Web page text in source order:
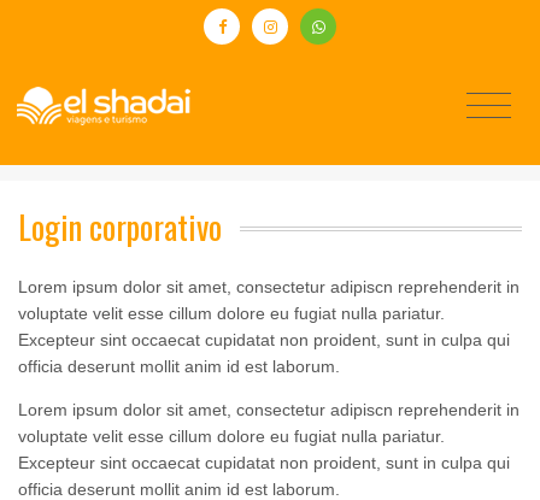
Login corporativo
Lorem ipsum dolor sit amet, consectetur adipiscn reprehenderit in
voluptate velit esse cillum dolore eu fugiat nulla pariatur.
Excepteur sint occaecat cupidatat non proident, sunt in culpa qui
officia deserunt mollit anim id est laborum.
Lorem ipsum dolor sit amet, consectetur adipiscn reprehenderit in
voluptate velit esse cillum dolore eu fugiat nulla pariatur.
Excepteur sint occaecat cupidatat non proident, sunt in culpa qui
officia deserunt mollit anim id est laborum.